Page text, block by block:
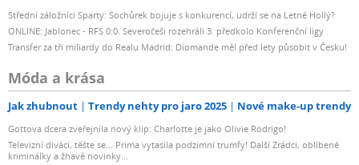
Střední záložníci Sparty: Sochůrek bojuje s konkurencí, udrží se na Letné Hollý?
ONLINE: Jablonec - RFS 0:0. Severočeši rozehráli 3. předkolo Konferenční ligy
Transfer za tři miliardy do Realu Madrid: Diomande měl před lety působit v Česku!
Móda a krása
Jak zhubnout Trendy nehty pro jaro 2025 Nové make-up trendy
Gottova dcera zveřejnila nový klip: Charlotte je jako Olivie Rodrigo!
Televizní diváci, těšte se... Prima vytasila podzimní trumfy! Další Zrádci, oblíbené
kriminálky a žhavé novinky...